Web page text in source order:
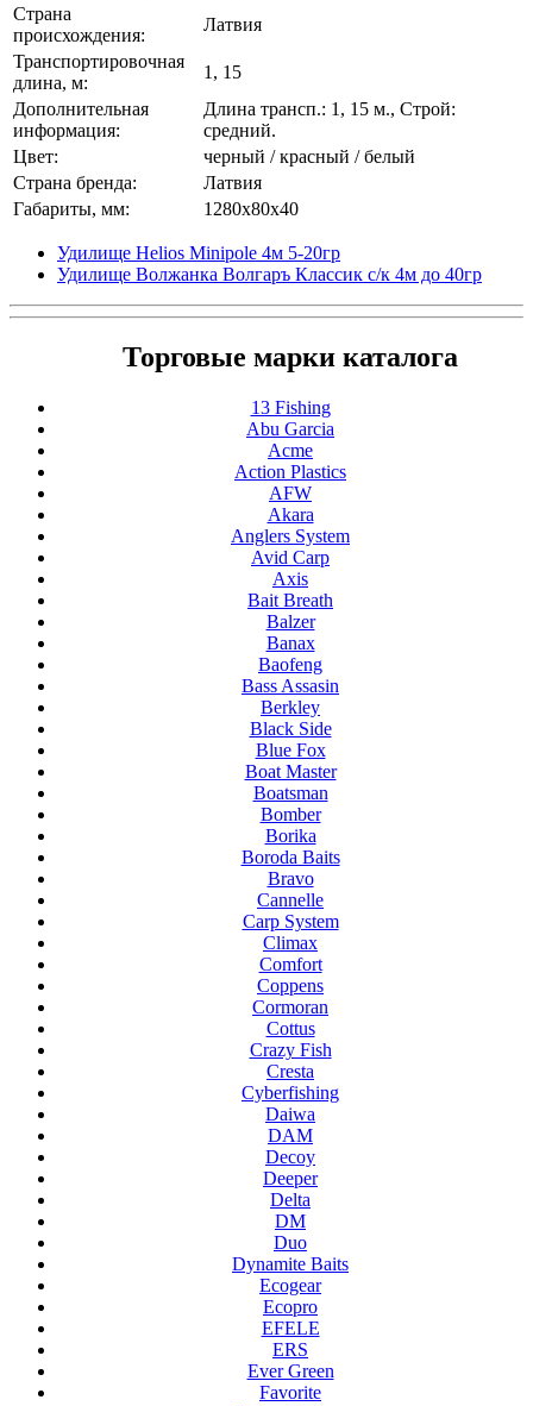
Страна
происхождения:
Латвия
Транспортировочная
длина, м:
1, 15
Дополнительная
информация:
Длина трансп.: 1, 15 м., Строй:
средний.
Цвет:
черный / красный / белый
Страна бренда:
Латвия
Габариты, мм:
1280x80x40
Удилище Helios Minipole 4м 5-20гр
Удилище Волжанка Волгаръ Классик с/к 4м до 40гр
Торговые марки каталога
13 Fishing
Abu Garcia
Acme
Action Plastics
AFW
Akara
Anglers System
Avid Carp
Axis
Bait Breath
Balzer
Banax
Baofeng
Bass Assasin
Berkley
Black Side
Blue Fox
Boat Master
Boatsman
Bomber
Borika
Boroda Baits
Bravo
Cannelle
Carp System
Climax
Comfort
Coppens
Cormoran
Cottus
Crazy Fish
Cresta
Cyberfishing
Daiwa
DAM
Decoy
Deeper
Delta
DM
Duo
Dynamite Baits
Ecogear
Ecopro
EFELE
ERS
Ever Green
Favorite